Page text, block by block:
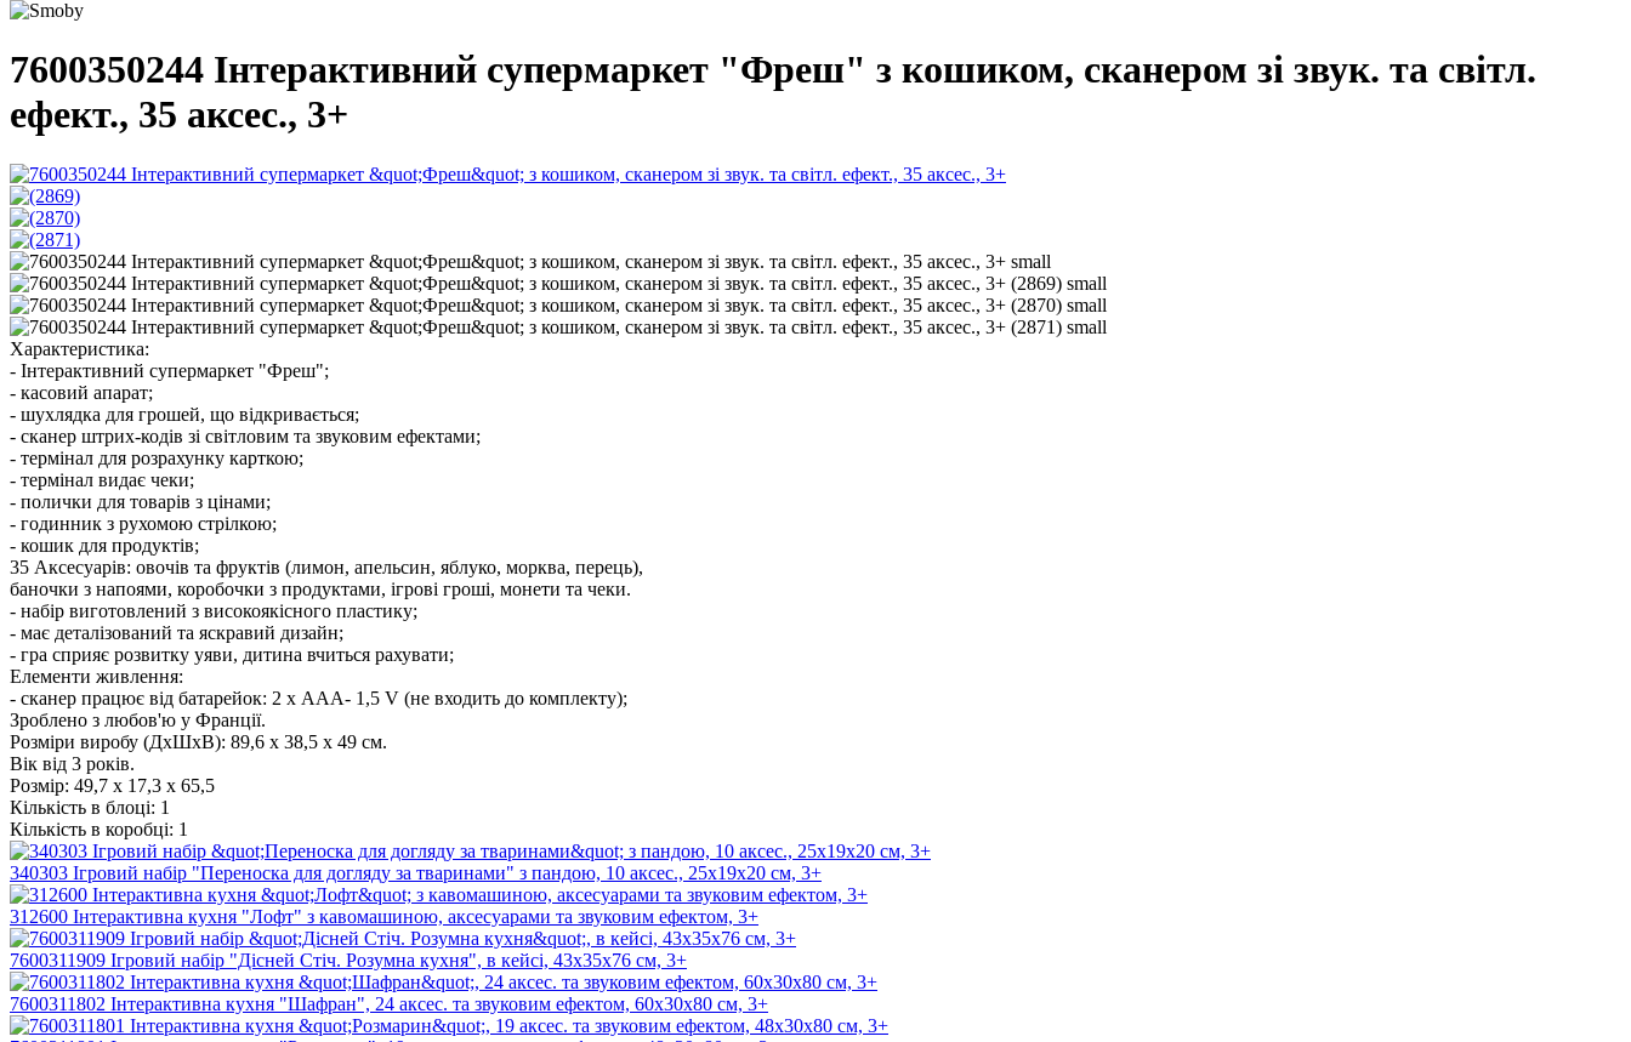
7600350244 Інтерактивний супермаркет "Фреш" з кошиком, сканером зі звук. та світл.
ефект., 35 аксес., 3+
Характеристика:
- Інтерактивний супермаркет "Фреш";
- касовий апарат;
- шухлядка для грошей, що відкривається;
- сканер штрих-кодів зі світловим та звуковим ефектами;
- термінал для розрахунку карткою;
- термінал видає чеки;
- полички для товарів з цінами;
- годинник з рухомою стрілкою;
- кошик для продуктів;
35 Аксесуарів: овочів та фруктів (лимон, апельсин, яблуко, морква, перець),
баночки з напоями, коробочки з продуктами, ігрові гроші, монети та чеки.
- набір виготовлений з високоякісного пластику;
- має деталізований та яскравий дизайн;
- гра сприяє розвитку уяви, дитина вчиться рахувати;
Елементи живлення:
- сканер працює від батарейок: 2 х ААА- 1,5 V (не входить до комплекту);
Зроблено з любов'ю у Франції.
Розміри виробу (ДхШхВ): 89,6 x 38,5 x 49 см.
Вік від 3 років.
Розмір: 49,7 х 17,3 х 65,5
Кількість в блоці: 1
Кількість в коробці: 1
340303 Ігровий набір "Переноска для догляду за тваринами" з пандою, 10 аксес., 25х19х20 см, 3+
312600 Інтерактивна кухня "Лофт" з кавомашиною, аксесуарами та звуковим ефектом, 3+
7600311909 Ігровий набір "Дісней Стіч. Розумна кухня", в кейсі, 43x35x76 см, 3+
7600311802 Інтерактивна кухня "Шафран", 24 аксес. та звуковим ефектом, 60х30х80 см, 3+